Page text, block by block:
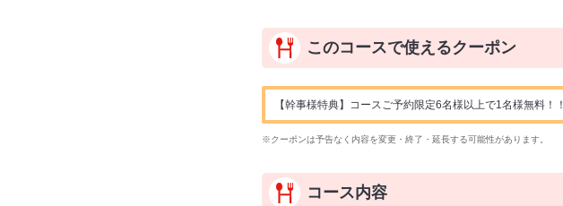
このコースで使えるクーポン
【幹事様特典】コースご予約限定6名様以上で1名様無料！！
※クーポンは予告なく内容を変更・終了・延長する可能性があります。
コース内容